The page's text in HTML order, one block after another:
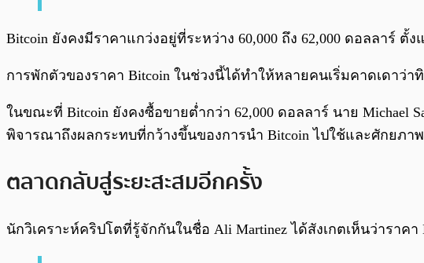
Bitcoin ยังคงมีราคาแกว่งอยู่ที่ระหว่าง 60,000 ถึง 62,000 ดอลลาร์
การพักตัวของราคา Bitcoin ในช่วงนี้ได้ทำให้หลายคนเริ่มคาดเดาว่
ในขณะที่ Bitcoin ยังคงซื้อขายต่ำกว่า 62,000 ดอลลาร์ นาย
พิจารณาถึงผลกระทบที่กว้างขึ้นของการนำ Bitcoin ไปใช้และศักยภา
ตลาดกลับสู่ระยะสะสมอีกครั้ง
นักวิเคราะห์คริปโตที่รู้จักกันในชื่อ Ali Martinez ได้สังเกตเห็นว่ารา